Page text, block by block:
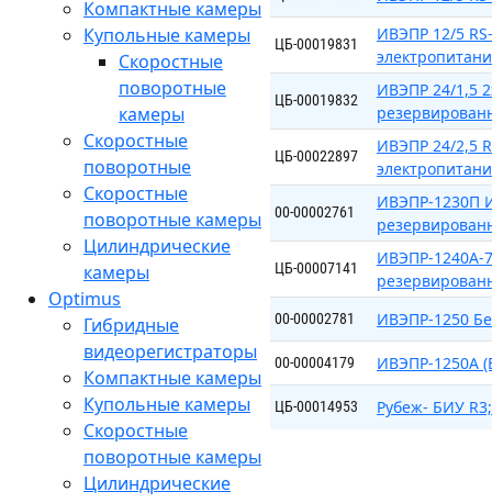
Компактные камеры
Купольные камеры
Скоростные
поворотные
камеры
Скоростные
поворотные
Скоростные
поворотные камеры
Цилиндрические
камеры
Optimus
Гибридные
видеорегистраторы
Компактные камеры
Купольные камеры
Скоростные
поворотные камеры
Цилиндрические
ЦБ-00019831
ИВЭПР 12/5
ЦБ-00019832
ИВЭПР 24/1,5
ЦБ-00022897
ИВЭПР 24/2,5
00-00002761
ИВЭПР-1230П
ЦБ-00007141
ИВЭПР-1240А-
00-00002781 ИВЭПР-1250
00-00004179 ИВЭПР-1250А
ЦБ-00014953 Рубеж- БИУ